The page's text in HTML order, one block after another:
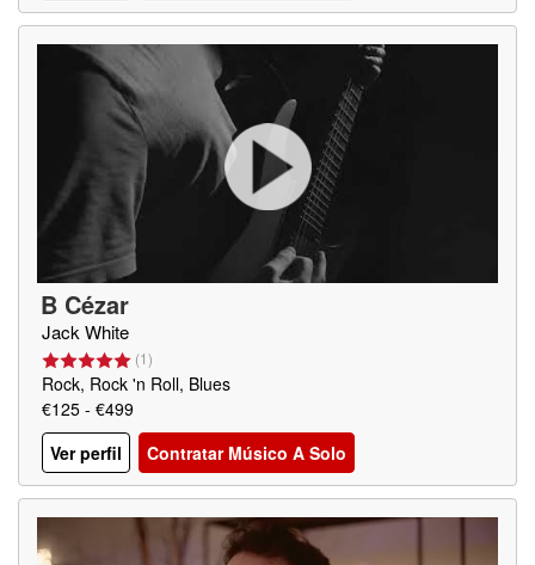
B Cézar
Jack White
(1)
Rock, Rock 'n Roll, Blues
€125 - €499
Ver perfil
Contratar Músico A Solo